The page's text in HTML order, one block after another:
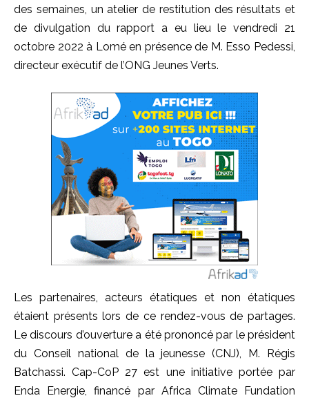
des semaines, un atelier de restitution des résultats et
de divulgation du rapport a eu lieu le vendredi 21
octobre 2022 à Lomé en présence de M. Esso Pedessi,
directeur exécutif de l’ONG Jeunes Verts.
Les partenaires, acteurs étatiques et non étatiques
étaient présents lors de ce rendez-vous de partages.
Le discours d’ouverture a été prononcé par le président
du Conseil national de la jeunesse (CNJ), M. Régis
Batchassi. Cap-CoP 27 est une initiative portée par
Enda Energie, financé par Africa Climate Fundation